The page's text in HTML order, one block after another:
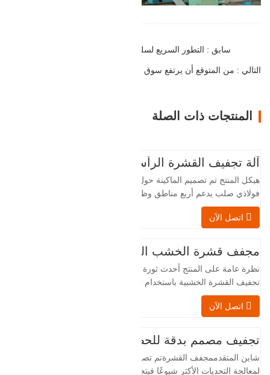
سابق : التطور السريع لسلسلة توريد الأخشاب بين الصين وروسيا
المنتجات ذات الصلة
آلة تجفيف القشرة الرأسية
هيكل المنتج تم تصميم الماكينة حول إطار
فولاذي صلب يدعم أربع مناطق وظيفية
متكاملة، مرتبة في تدفق خطي من التغذية
إلى التفريغ. قسم التغذية– مزود بسير تغذية
عموديًا إلى غرفة التجفيف. يضمن التحميل
التلقائي طبقة تلو الأخرى تباعدًا ثابتًا بين
الألواح. قسم التسخين– جوهر…
اتصل الآن
نظرة عامة على المنتج أحدث ثورة في عملية
تجفيف القشرة الخشبية باستخدام تقنية
شينغهواي المتقدمة أداة تلميع الشعرمجفف
القشرة الخشبيةيمثل ذلك إنجازاً هاماً فيقشرة
التكنولوجيا المتطورة خصيصًا لمصنعي الخشب
الرقائقي، ومصانع القشرة الخشبية، ومرافق
إنتاج الأثاث.تجفيف…
اتصل الآن
شاين المتقدممجفف القشرةتم تصميمه
لمعالجة التحديات الأكثر شيوعًا فيتجفيف